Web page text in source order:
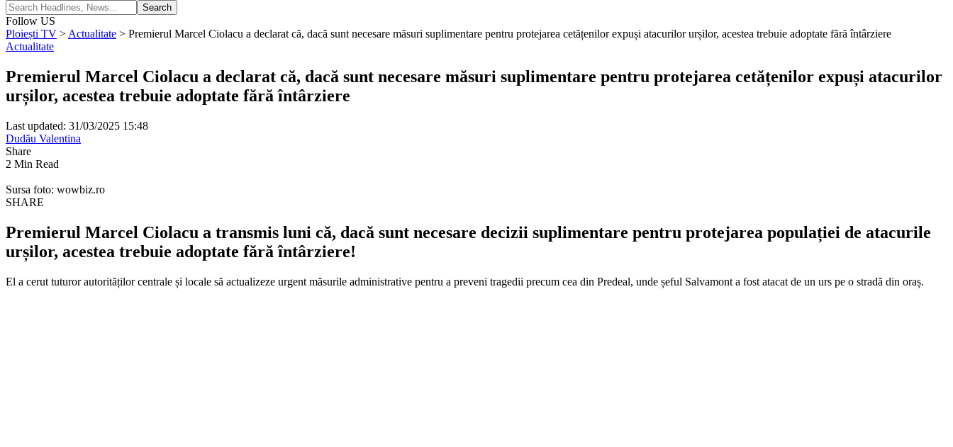
Follow US
Ploiești TV > Actualitate > Premierul Marcel Ciolacu a declarat că, dacă sunt necesare măsuri suplimentare pentru protejarea cetățenilor expuși atacurilor urșilor, acestea trebuie adoptate fără întârziere
Actualitate
Premierul Marcel Ciolacu a declarat că, dacă sunt necesare măsuri suplimentare pentru protejarea cetățenilor expuși atacurilor
urșilor, acestea trebuie adoptate fără întârziere
Last updated: 31/03/2025 15:48
Dudău Valentina
Share
2 Min Read
Sursa foto: wowbiz.ro
SHARE
Premierul Marcel Ciolacu a transmis luni că, dacă sunt necesare decizii suplimentare pentru protejarea populației de atacurile
urșilor, acestea trebuie adoptate fără întârziere!
El a cerut tuturor autorităților centrale și locale să actualizeze urgent măsurile administrative pentru a preveni tragedii precum cea din Predeal, unde șeful Salvamont a fost atacat de un urs pe o stradă din oraș.